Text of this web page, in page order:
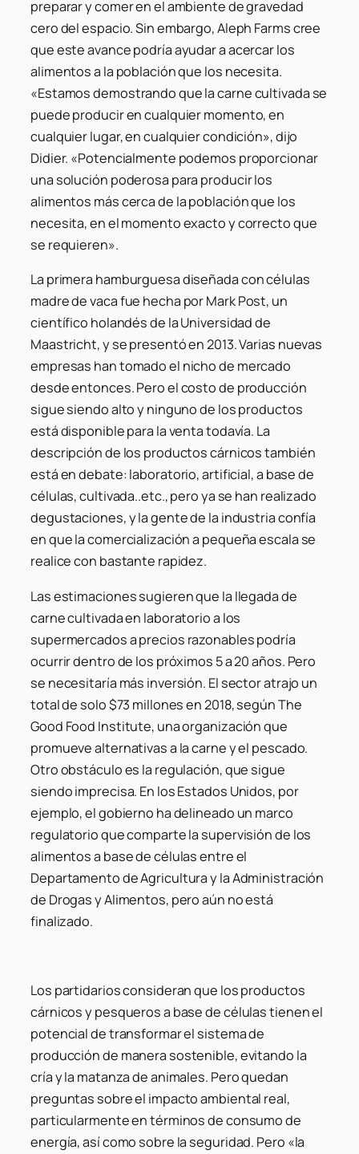
preparar y comer en el ambiente de gravedad
cero del espacio. Sin embargo, Aleph Farms cree
que este avance podría ayudar a acercar los
alimentos a la población que los necesita.
«Estamos demostrando que la carne cultivada se
puede producir en cualquier momento, en
cualquier lugar, en cualquier condición», dijo
Didier. «Potencialmente podemos proporcionar
una solución poderosa para producir los
alimentos más cerca de la población que los
necesita, en el momento exacto y correcto que
se requieren».
La primera hamburguesa diseñada con células
madre de vaca fue hecha por Mark Post, un
científico holandés de la Universidad de
Maastricht, y se presentó en 2013. Varias nuevas
empresas han tomado el nicho de mercado
desde entonces. Pero el costo de producción
sigue siendo alto y ninguno de los productos
está disponible para la venta todavía. La
descripción de los productos cárnicos también
está en debate: laboratorio, artificial, a base de
células, cultivada..etc., pero ya se han realizado
degustaciones, y la gente de la industria confía
en que la comercialización a pequeña escala se
realice con bastante rapidez.
Las estimaciones sugieren que la llegada de
carne cultivada en laboratorio a los
supermercados a precios razonables podría
ocurrir dentro de los próximos 5 a 20 años. Pero
se necesitaría más inversión. El sector atrajo un
total de solo $73 millones en 2018, según The
Good Food Institute, una organización que
promueve alternativas a la carne y el pescado.
Otro obstáculo es la regulación, que sigue
siendo imprecisa. En los Estados Unidos, por
ejemplo, el gobierno ha delineado un marco
regulatorio que comparte la supervisión de los
alimentos a base de células entre el
Departamento de Agricultura y la Administración
de Drogas y Alimentos, pero aún no está
finalizado.
Los partidarios consideran que los productos
cárnicos y pesqueros a base de células tienen el
potencial de transformar el sistema de
producción de manera sostenible, evitando la
cría y la matanza de animales. Pero quedan
preguntas sobre el impacto ambiental real,
particularmente en términos de consumo de
energía, así como sobre la seguridad. Pero «la